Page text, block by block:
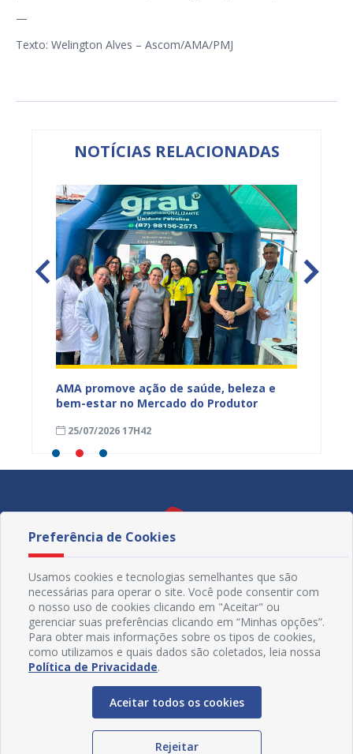
—
Texto: Welington Alves – Ascom/AMA/PMJ
NOTÍCIAS RELACIONADAS
AMA promove ação de saúde, beleza e
bem-estar no Mercado do Produtor
25/07/2026 17H42
Redes Sociais
Preferência de Cookies
Usamos cookies e tecnologias semelhantes que são
necessárias para operar o site. Você pode consentir com
o nosso uso de cookies clicando em "Aceitar" ou
gerenciar suas preferências clicando em “Minhas opções”.
Para obter mais informações sobre os tipos de cookies,
como utilizamos e quais dados são coletados, leia nossa
Política de Privacidade.
Aceitar todos os cookies
Rejeitar